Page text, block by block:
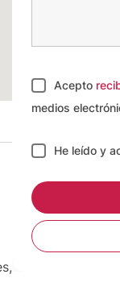
Acepto
medios
He leído y